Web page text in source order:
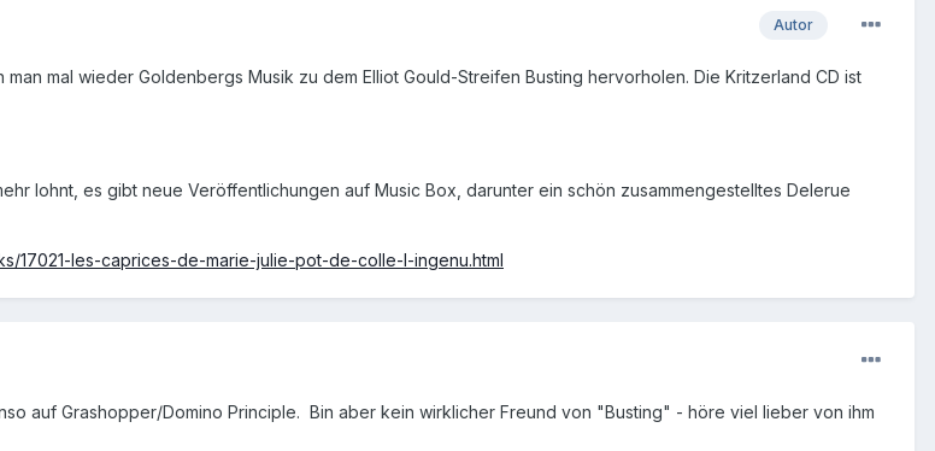
Autor
mal wieder Goldenbergs Musik zu dem Elliot Gould-Streifen Busting hervorholen. Die Kritzerland CD ist
lohnt, es gibt neue Veröffentlichungen auf Music Box, darunter ein schön zusammengestelltes Delerue
17021-les-caprices-de-marie-julie-pot-de-colle-l-ingenu.html
auf Grashopper/Domino Principle. Bin aber kein wirklicher Freund von "Busting" - höre viel lieber von ihm